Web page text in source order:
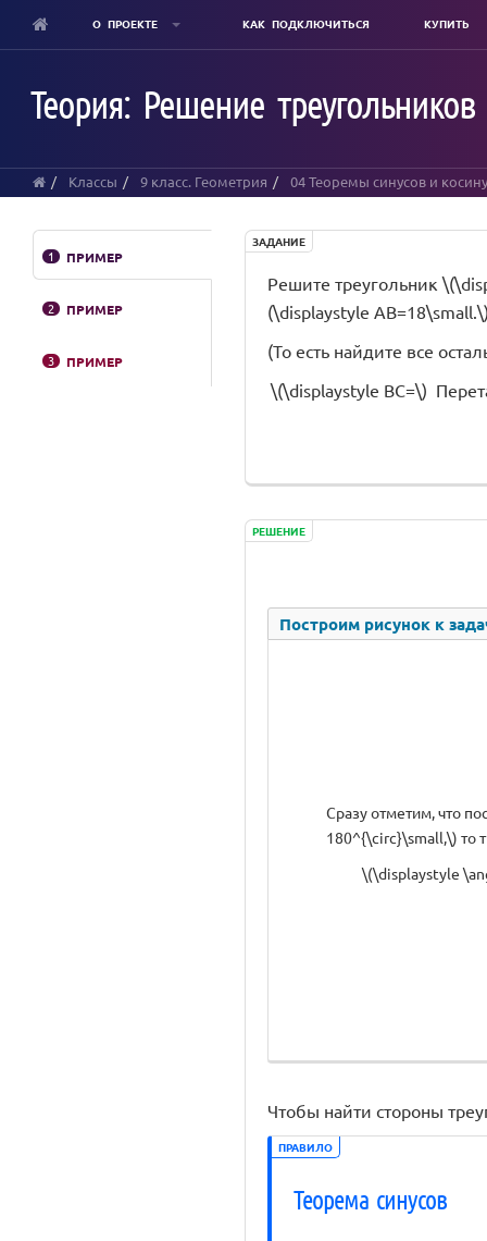
content
О ПРОЕКТЕ КАК ПОДКЛЮЧИТЬСЯ КУПИТЬ
Теория: Решение треугольников
Классы 9 класс. Геометрия 04 Теоремы синусов и
1 ПРИМЕР
2 ПРИМЕР
3 ПРИМЕР
ЗАДАНИЕ
Решите треугольник
(\displaystyle
(То есть найдите все
\(\displaystyle BC=\)
РЕШЕНИЕ
Построим рисунок к
Сразу отметим, что
180^{\circ}\small,\) то
\(\displaystyle
Чтобы найти стороны
ПРАВИЛО
Теорема синусов